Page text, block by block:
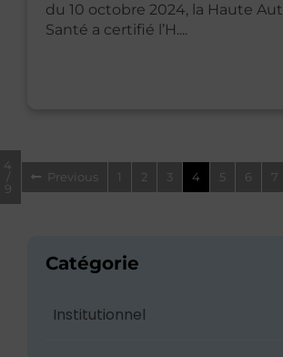
du 10 octobre 2024, la Haute
Santé a certifié l’H....
4
/
9
Previous 1 2 3 4 5 6 7
Catégorie
Institutionnel